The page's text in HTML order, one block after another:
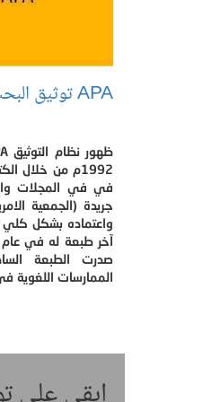
APA توثيق البحث العلمي باتباع أسلوب
1992م من خلال
في في المجلات
جريدة (الجمعية
واعتماده بشكل كلي
الممارسات اللغوية في الجزائر